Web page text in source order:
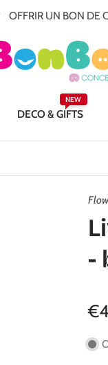
OFFRIR UN BON DE
DECO & GIFTS
NEW
-